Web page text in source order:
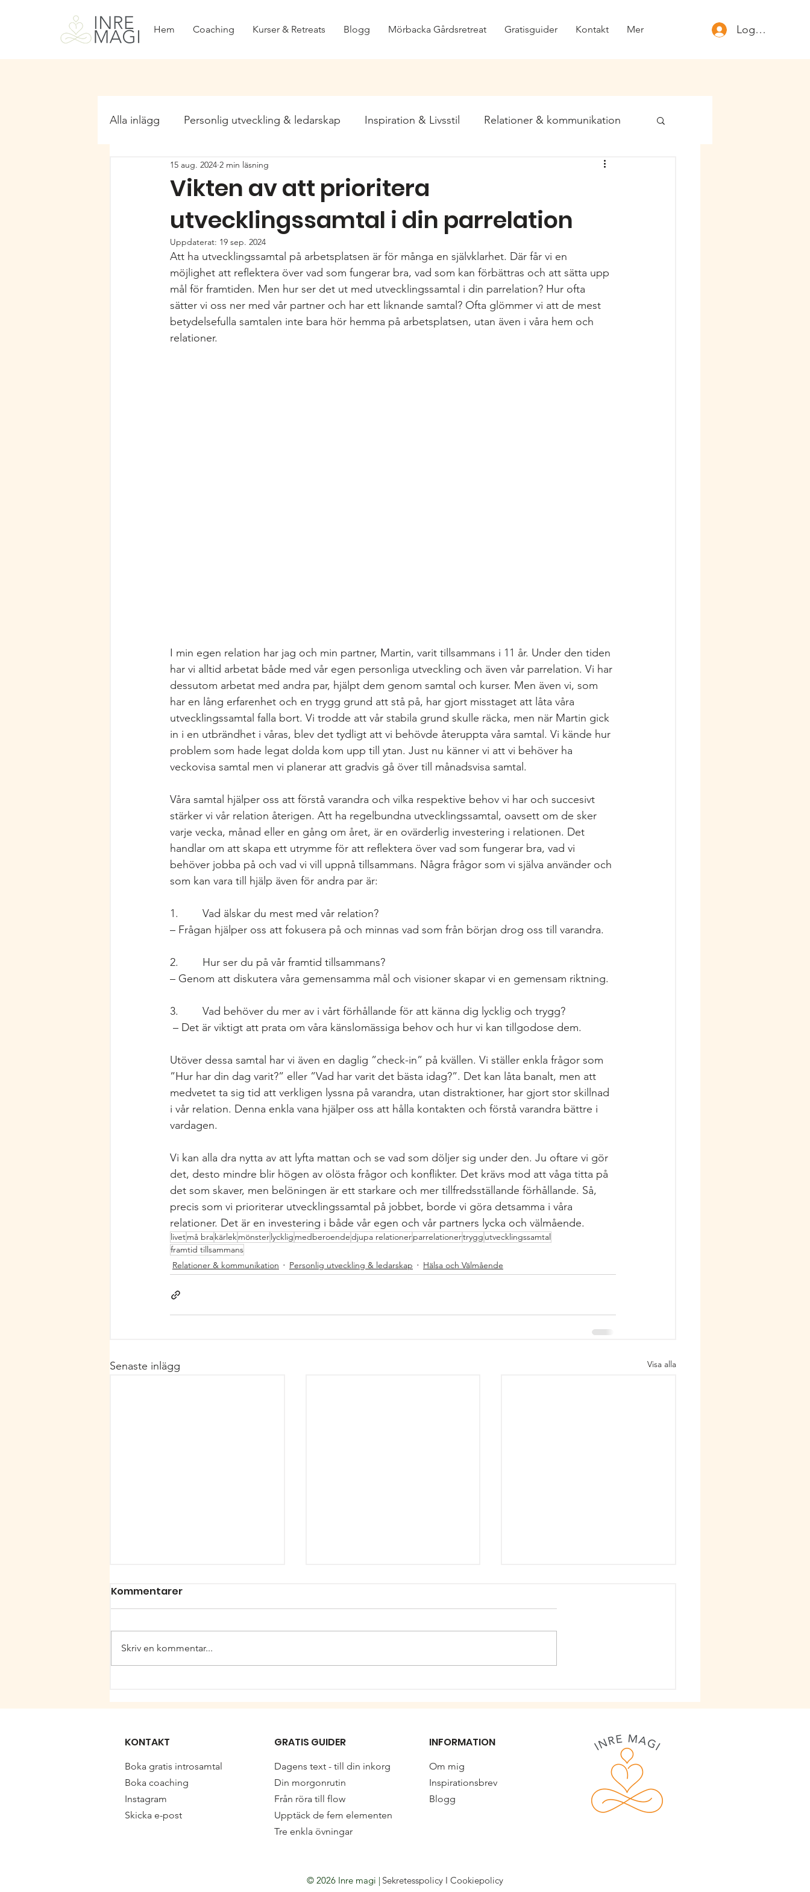
Hem Coaching Kurser & Retreats Blogg Mörbacka Gårdsretreat Gratisguider Kontakt Mer Logga in
Alla inlägg Personlig utveckling & ledarskap Inspiration & Livsstil Relationer & kommunikation
Yinyoga & qigong Hälsa och Välmående
Vikten av att prioritera
utvecklingssamtal i din parrelation
15 aug. 2024 2 min läsning
Uppdaterat: 19 sep. 2024
Att ha utvecklingssamtal på arbetsplatsen är för många en självklarhet. Där får vi en
möjlighet att reflektera över vad som fungerar bra, vad som kan förbättras och att sätta upp
mål för framtiden. Men hur ser det ut med utvecklingssamtal i din parrelation? Hur ofta
sätter vi oss ner med vår partner och har ett liknande samtal? Ofta glömmer vi att de mest
betydelsefulla samtalen inte bara hör hemma på arbetsplatsen, utan även i våra hem och
relationer.
I min egen relation har jag och min partner, Martin, varit tillsammans i 11 år. Under den tiden
har vi alltid arbetat både med vår egen personliga utveckling och även vår parrelation. Vi har
dessutom arbetat med andra par, hjälpt dem genom samtal och kurser. Men även vi, som
har en lång erfarenhet och en trygg grund att stå på, har gjort misstaget att låta våra
utvecklingssamtal falla bort. Vi trodde att vår stabila grund skulle räcka, men när Martin gick
in i en utbrändhet i våras, blev det tydligt att vi behövde återuppta våra samtal. Vi kände hur
problem som hade legat dolda kom upp till ytan. Just nu känner vi att vi behöver ha
veckovisa samtal men vi planerar att gradvis gå över till månadsvisa samtal.
Våra samtal hjälper oss att förstå varandra och vilka respektive behov vi har och succesivt
stärker vi vår relation återigen. Att ha regelbundna utvecklingssamtal, oavsett om de sker
varje vecka, månad eller en gång om året, är en ovärderlig investering i relationen. Det
handlar om att skapa ett utrymme för att reflektera över vad som fungerar bra, vad vi
behöver jobba på och vad vi vill uppnå tillsammans. Några frågor som vi själva använder och
som kan vara till hjälp även för andra par är:
1.        Vad älskar du mest med vår relation?
– Frågan hjälper oss att fokusera på och minnas vad som från början drog oss till varandra.
2.        Hur ser du på vår framtid tillsammans?
– Genom att diskutera våra gemensamma mål och visioner skapar vi en gemensam riktning.
3.        Vad behöver du mer av i vårt förhållande för att känna dig lycklig och trygg?
– Det är viktigt att prata om våra känslomässiga behov och hur vi kan tillgodose dem.
Utöver dessa samtal har vi även en daglig ”check-in” på kvällen. Vi ställer enkla frågor som
”Hur har din dag varit?” eller ”Vad har varit det bästa idag?”. Det kan låta banalt, men att
medvetet ta sig tid att verkligen lyssna på varandra, utan distraktioner, har gjort stor skillnad
i vår relation. Denna enkla vana hjälper oss att hålla kontakten och förstå varandra bättre i
vardagen.
Vi kan alla dra nytta av att lyfta mattan och se vad som döljer sig under den. Ju oftare vi gör
det, desto mindre blir högen av olösta frågor och konflikter. Det krävs mod att våga titta på
det som skaver, men belöningen är ett starkare och mer tillfredsställande förhållande. Så,
precis som vi prioriterar utvecklingssamtal på jobbet, borde vi göra detsamma i våra
relationer. Det är en investering i både vår egen och vår partners lycka och välmående.
livetmå bra kärlekmönster lycklig medberoendedjupa relationerparrelationertrygg utvecklingssamtal
framtid tillsammans
Relationer & kommunikation
Personlig utveckling & ledarskap Hälsa och Välmående
Senaste inlägg Visa alla
Lägg undan mobilen
Kommentarer
Skriv en kommentar...
KONTAKT
Boka gratis introsamtal
Boka coaching
Instagram
Skicka e-post
GRATIS GUIDER
Dagens text - till din inkorg
Din morgonrutin
Från röra till flow
Upptäck de fem elementen
Tre enkla övningar
INFORMATION
Om mig
Inspirationsbrev
Blogg
© 2026 Inre magi | Sekretesspolicy I Cookiepolicy